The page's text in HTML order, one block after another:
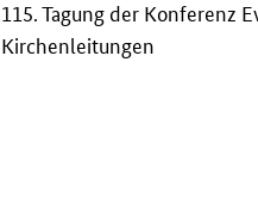
115. Tagung der Konferenz
Kirchenleitungen